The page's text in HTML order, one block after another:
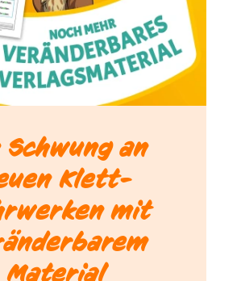
Schwung an
Klett-
mit
Material